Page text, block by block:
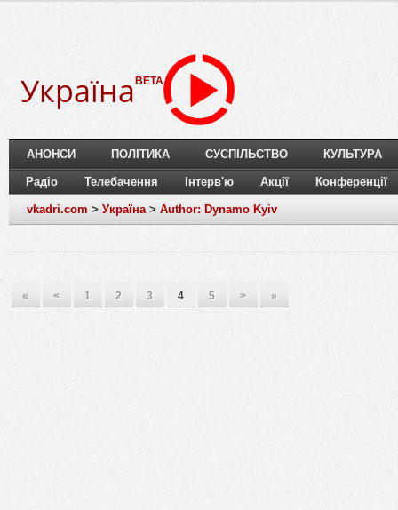
Україна BETA
АНОНСИ ПОЛІТИКА СУСПІЛЬСТВО КУЛЬТУРА
Радіо Телебачення Інтерв'ю Акції Конференції
vkadri.com > Україна> Author: Dynamo Kyiv
« < 1 2 3 4 5 > »